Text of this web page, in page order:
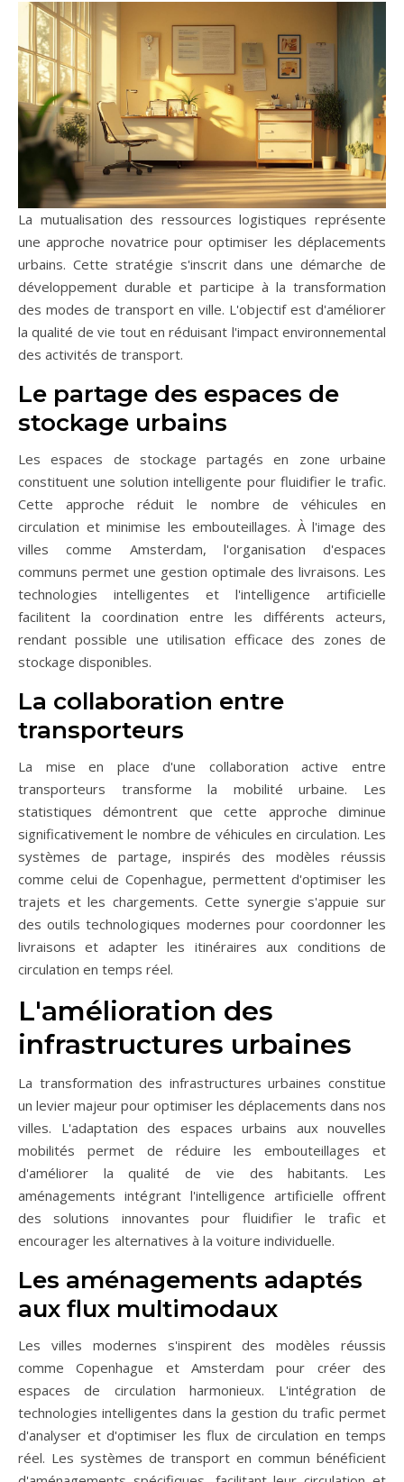
La mutualisation des ressources logistiques représente
une approche novatrice pour optimiser les déplacements
urbains. Cette stratégie s'inscrit dans une démarche de
développement durable et participe à la transformation
des modes de transport en ville. L'objectif est d'améliorer
la qualité de vie tout en réduisant l'impact environnemental
des activités de transport.
Le partage des espaces de
stockage urbains
Les espaces de stockage partagés en zone urbaine
constituent une solution intelligente pour fluidifier le trafic.
Cette approche réduit le nombre de véhicules en
circulation et minimise les embouteillages. À l'image des
villes comme Amsterdam, l'organisation d'espaces
communs permet une gestion optimale des livraisons. Les
technologies intelligentes et l'intelligence artificielle
facilitent la coordination entre les différents acteurs,
rendant possible une utilisation efficace des zones de
stockage disponibles.
La collaboration entre
transporteurs
La mise en place d'une collaboration active entre
transporteurs transforme la mobilité urbaine. Les
statistiques démontrent que cette approche diminue
significativement le nombre de véhicules en circulation. Les
systèmes de partage, inspirés des modèles réussis
comme celui de Copenhague, permettent d'optimiser les
trajets et les chargements. Cette synergie s'appuie sur
des outils technologiques modernes pour coordonner les
livraisons et adapter les itinéraires aux conditions de
circulation en temps réel.
L'amélioration des
infrastructures urbaines
La transformation des infrastructures urbaines constitue
un levier majeur pour optimiser les déplacements dans nos
villes. L'adaptation des espaces urbains aux nouvelles
mobilités permet de réduire les embouteillages et
d'améliorer la qualité de vie des habitants. Les
aménagements intégrant l'intelligence artificielle offrent
des solutions innovantes pour fluidifier le trafic et
encourager les alternatives à la voiture individuelle.
Les aménagements adaptés
aux flux multimodaux
Les villes modernes s'inspirent des modèles réussis
comme Copenhague et Amsterdam pour créer des
espaces de circulation harmonieux. L'intégration de
technologies intelligentes dans la gestion du trafic permet
d'analyser et d'optimiser les flux de circulation en temps
réel. Les systèmes de transport en commun bénéficient